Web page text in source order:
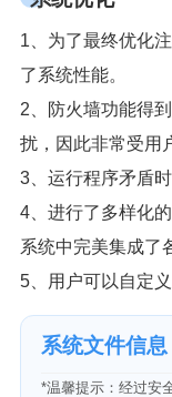
1、为了最终优化
了系统性能。
2、防火墙功能得
扰，因此非常受用
3、运行程序矛盾
4、进行了多样化
系统中完美集成了
5、用户可以自定
系统文件信息
*温馨提示：经过安